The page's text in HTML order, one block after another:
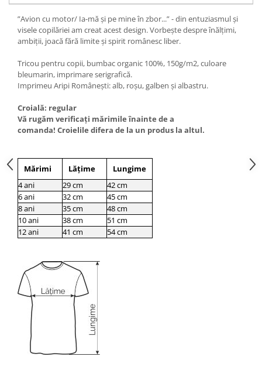
”Avion cu motor/ Ia-mă și pe mine în zbor...” - din entuziasmul și
visele copilăriei am creat acest design. Vorbește despre înălțimi,
ambiții, joacă fără limite și spirit românesc liber.
Tricou pentru copii, bumbac organic 100%, 150g/m2, culoare
bleumarin, imprimare serigrafică.
Imprimeu Aripi Românești: alb, roșu, galben și albastru.
Croială: regular
Vă rugăm verificaţi mărimile înainte de a
comanda! Croielile difera de la un produs la altul.
Mărimi Lățime
Lungime
4 ani
29 cm
42 cm
6 ani
32 cm
45 cm
8 ani
35 cm
48 cm
10 ani
38 cm
51 cm
12 ani
41 cm 54 cm